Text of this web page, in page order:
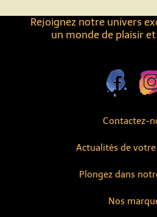
Contactez-
Actualités de
Nos
Rejoignez notre univers
un monde de plaisir
Plongez dans